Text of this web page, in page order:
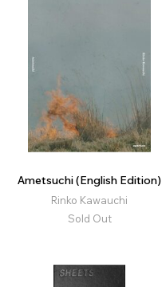
Ametsuchi (English Edition)
Rinko Kawauchi
Sold Out